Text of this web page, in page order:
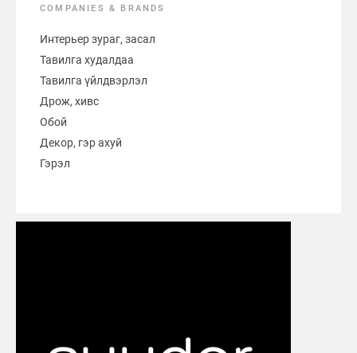
COMPANIES & BRANDS
Интерьер зураг, засал
Тавилга худалдаа
Тавилга үйлдвэрлэл
Дрож, хивс
Обой
Декор, гэр ахуй
Гэрэл